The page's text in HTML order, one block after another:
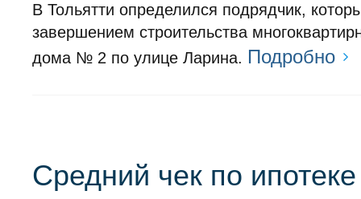
В Тольятти определился подрядчик,
завершением строительства
дома № 2 по улице Ларина. Подробно
Средний чек по ипотеке